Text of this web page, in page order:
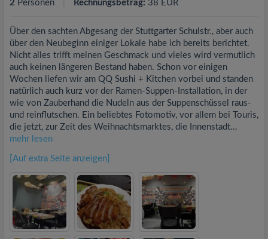
2 Personen Rechnungsbetrag: 38 EUR
Über den sachten Abgesang der Stuttgarter Schulstr., aber auch
über den Neubeginn einiger Lokale habe ich bereits berichtet.
Nicht alles trifft meinen Geschmack und vieles wird vermutlich
auch keinen längeren Bestand haben. Schon vor einigen
Wochen liefen wir am QQ Sushi + Kitchen vorbei und standen
natürlich auch kurz vor der Ramen-Suppen-Installation, in der
wie von Zauberhand die Nudeln aus der Suppenschüssel raus-
und reinflutschen. Ein beliebtes Fotomotiv, vor allem bei Touris,
die jetzt, zur Zeit des Weihnachtsmarktes, die Innenstadt...
mehr lesen
[Auf extra Seite anzeigen]